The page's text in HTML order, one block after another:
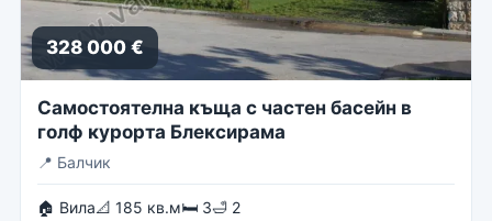
328 000 €
Самостоятелна къща с частен басейн в
голф курорта Блексирама
📍 Балчик
🏠 Вила📐 185 кв.м🛏 3🛁 2